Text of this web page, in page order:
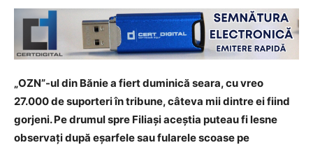
„OZN”-ul din Bănie a fiert duminică seara, cu vreo
27.000 de suporteri în tribune, câteva mii dintre ei fiind
gorjeni. Pe drumul spre Filiași aceștia puteau fi lesne
observați după eșarfele sau fularele scoase pe